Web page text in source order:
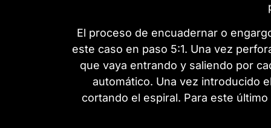
El proceso de encuadernar o
este caso en paso 5:1. Una vez
que vaya entrando y saliendo por
automático. Una vez introducido
cortando el espiral. Para este